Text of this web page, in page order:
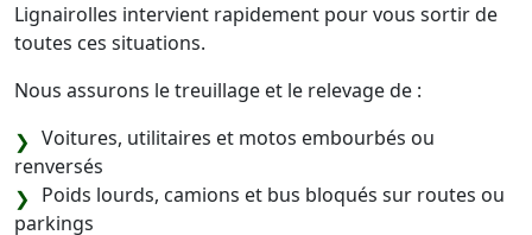
Lignairolles intervient rapidement pour vous sortir de
toutes ces situations.
Nous assurons le treuillage et le relevage de :
Voitures, utilitaires et motos embourbés ou
renversés
Poids lourds, camions et bus bloqués sur routes ou
parkings